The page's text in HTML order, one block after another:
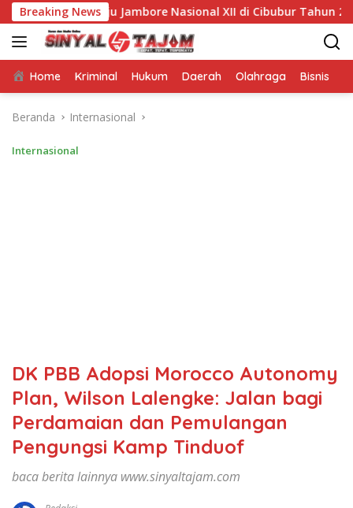
Langsung
ke
konten
Breaking News
Menuju Jambore Nasional XII di Cibubur Tahun 2026
Home Kriminal Hukum Daerah Olahraga Bisnis
Beranda Internasional
Internasional
DK PBB Adopsi Morocco Autonomy
Plan, Wilson Lalengke: Jalan bagi
Perdamaian dan Pemulangan
Pengungsi Kamp Tinduof
baca berita lainnya www.sinyaltajam.com